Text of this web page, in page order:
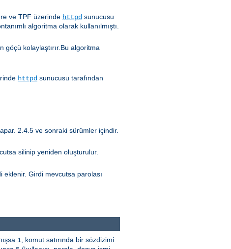
ve TPF üzerinde httpd sunucusu
algoritma olarak kullanılmıştı.
göçü kolaylaştırır.Bu algoritma
httpd sunucusu tarafından
2.4.5 ve sonraki sürümler içindir.
silinip yeniden oluşturulur.
Girdi mevcutsa parolası
1, komut satırında bir sözdizimi